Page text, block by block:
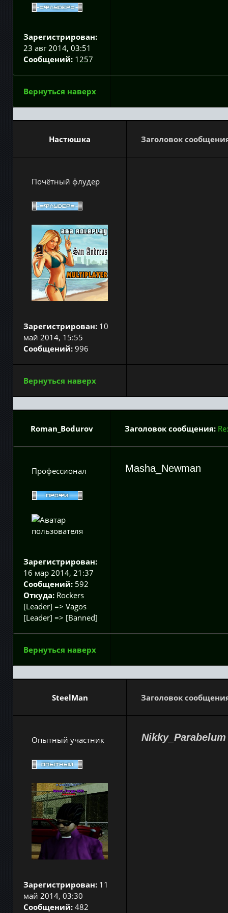
Зарегистрирован:
23 авг 2014, 03:51
Сообщений: 1257
Вернуться наверх
Настюшка Заголовок
Почётный флудер
Зарегистрирован: 10
май 2014, 15:55
Сообщений: 996
Вернуться наверх
Roman_Bodurov Заголовок сообщения:
Профессионал
Зарегистрирован:
16 мар 2014, 21:37
Сообщений: 592
Откуда: Rockers
[Leader] => Vagos
[Leader] => [Banned]
Masha_Newman
Вернуться наверх
SteelMan Заголовок
Опытный участник
Зарегистрирован: 11
май 2014, 03:30
Сообщений: 482
Nikky_Parabelum